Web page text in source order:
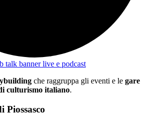
che raggruppa gli eventi e le gare
culturismo italiano.